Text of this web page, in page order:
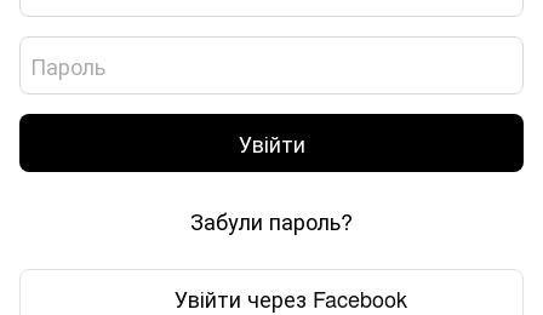
Увійти
Забули пароль?
Увійти через Facebook